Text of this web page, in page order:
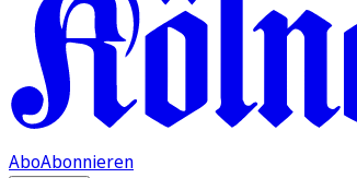
AboAbonnieren